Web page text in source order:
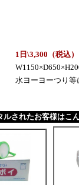
1日\3,300（税込
水ヨーヨーつり
ルされたお客様はこ